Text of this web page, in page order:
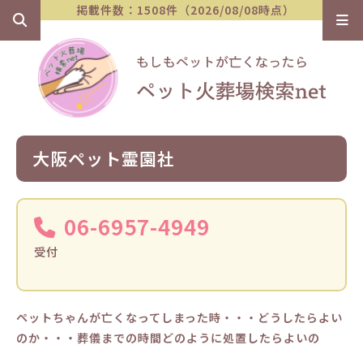
掲載件数：1508件（2026/08/08時点）
大阪ペット霊園社
06-6957-4949
受付
ペットちゃんが亡くなってしまった時・・・どうしたらよい
のか・・・葬儀までの時間どのように処置したらよいの